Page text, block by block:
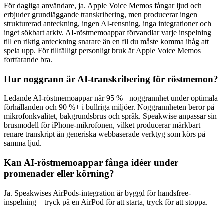
För dagliga användare, ja. Apple Voice Memos fångar ljud och
erbjuder grundläggande transkribering, men producerar ingen
strukturerad anteckning, ingen AI-rensning, inga integrationer och
inget sökbart arkiv. AI-röstmemoappar förvandlar varje inspelning
till en riktig anteckning snarare än en fil du måste komma ihåg att
spela upp. För tillfälligt personligt bruk är Apple Voice Memos
fortfarande bra.
Hur noggrann är AI-transkribering för röstmemon?
Ledande AI-röstmemoappar når 95 %+ noggrannhet under optimala
förhållanden och 90 %+ i bullriga miljöer. Noggrannheten beror på
mikrofonkvalitet, bakgrundsbrus och språk. Speakwise anpassar sin
brusmodell för iPhone-mikrofonen, vilket producerar märkbart
renare transkript än generiska webbaserade verktyg som körs på
samma ljud.
Kan AI-röstmemoappar fånga idéer under
promenader eller körning?
Ja. Speakwises AirPods-integration är byggd för handsfree-
inspelning – tryck på en AirPod för att starta, tryck för att stoppa.